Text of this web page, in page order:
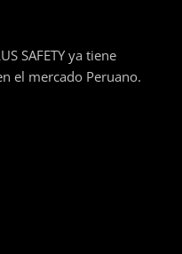
SAFETY ya tiene
el mercado Peruano.